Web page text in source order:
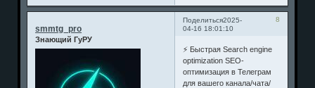
Поделиться 8
2025-
04-16 18:01:10
smmtg_pro
Знающий ГуРУ
⚡️ Быстрая Search engine
optimization SEO-
оптимизация в Телеграм
для вашего канала/чата/